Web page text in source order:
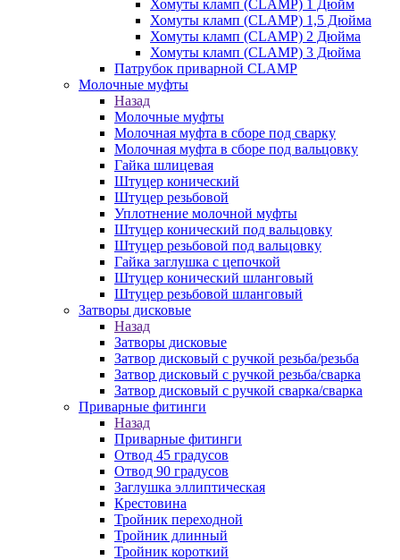
Хомуты кламп (CLAMP) 1 Дюйм
Хомуты кламп (CLAMP) 1,5 Дюйма
Хомуты кламп (CLAMP) 2 Дюйма
Хомуты кламп (CLAMP) 3 Дюйма
Патрубок приварной CLAMP
Молочные муфты
Назад
Молочные муфты
Молочная муфта в сборе под сварку
Молочная муфта в сборе под вальцовку
Гайка шлицевая
Штуцер конический
Штуцер резьбовой
Уплотнение молочной муфты
Штуцер конический под вальцовку
Штуцер резьбовой под вальцовку
Гайка заглушка с цепочкой
Штуцер конический шланговый
Штуцер резьбовой шланговый
Затворы дисковые
Назад
Затворы дисковые
Затвор дисковый с ручкой резьба/резьба
Затвор дисковый с ручкой резьба/сварка
Затвор дисковый с ручкой сварка/сварка
Приварные фитинги
Назад
Приварные фитинги
Отвод 45 градусов
Отвод 90 градусов
Заглушка эллиптическая
Крестовина
Тройник переходной
Тройник длинный
Тройник короткий